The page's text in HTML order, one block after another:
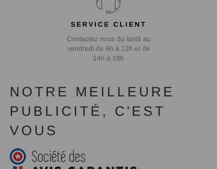
SERVICE CLIENT
Contactez nous du lundi au
vendredi de 8h à 12h et de
14h à 18h
NOTRE MEILLEURE
PUBLICITÉ, C'EST
VOUS